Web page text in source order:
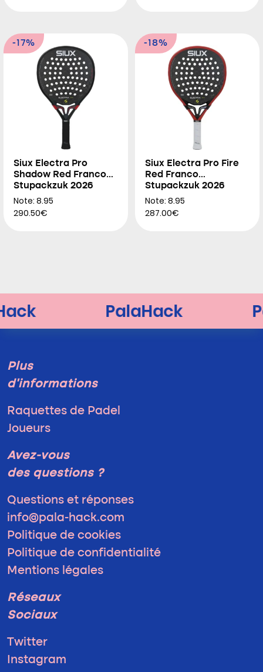
-17%
Siux Electra Pro
Shadow Red Franco
Stupackzuk 2026
Note: 8.95
290.50€
-18%
Siux Electra Pro Fire
Red Franco
Stupackzuk 2026
Note: 8.95
287.00€
Plus
d'informations
Raquettes de Padel
Joueurs
Avez-vous
des questions ?
Questions et réponses
info@pala-hack.com
Politique de cookies
Politique de confidentialité
Mentions légales
Réseaux
Sociaux
Twitter
Instagram